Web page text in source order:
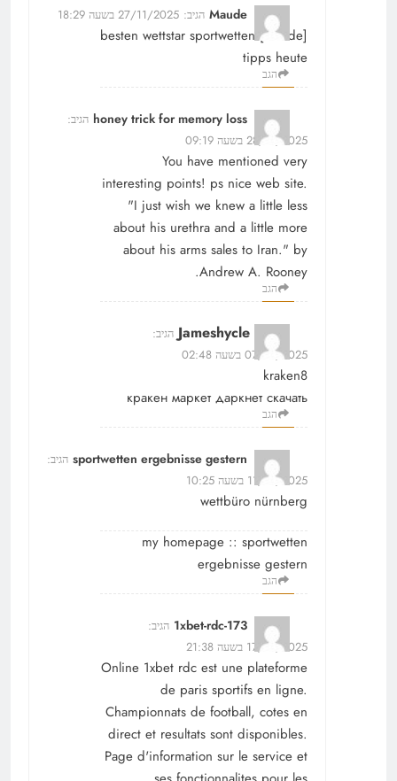
Maude הגיב: 27/11/2025 בשעה 18:29
besten wettstar sportwetten [Maude]
tipps heute
הגב
honey trick for memory loss הגיב:
28/11/2025 בשעה 09:19
You have mentioned very
interesting points! ps nice web site.
"I just wish we knew a little less
about his urethra and a little more
about his arms sales to Iran." by
Andrew A. Rooney.
הגב
Jameshycle הגיב:
07/12/2025 בשעה 02:48
kraken8
кракен маркет даркнет скачать
הגב
sportwetten ergebnisse gestern הגיב:
11/12/2025 בשעה 10:25
wettbüro nürnberg
my homepage :: sportwetten
ergebnisse gestern
הגב
1xbet-rdc-173 הגיב:
17/12/2025 בשעה 21:38
Online 1xbet rdc est une plateforme
de paris sportifs en ligne.
Championnats de football, cotes en
direct et resultats sont disponibles.
Page d'information sur le service et